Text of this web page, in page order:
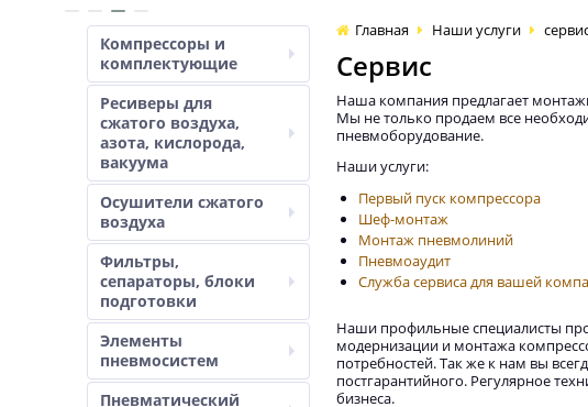
Компрессоры и
комплектующие
Ресиверы для
сжатого воздуха,
азота, кислорода,
вакуума
Осушители сжатого
воздуха
Фильтры,
сепараторы, блоки
подготовки
Элементы
пневмосистем
Пневматический
Главная Наши услуги
Сервис
Наша компания предлагает
Мы не только продаем все
пневмоборудование.
Наши услуги:
Первый пуск компрессора
Шеф-монтаж
Монтаж пневмолиний
Пневмоаудит
Служба сервиса для вашей
Наши профильные специалисты
модернизации и монтажа
потребностей. Так же к нам вы
постгарантийного. Регулярное
бизнеса.